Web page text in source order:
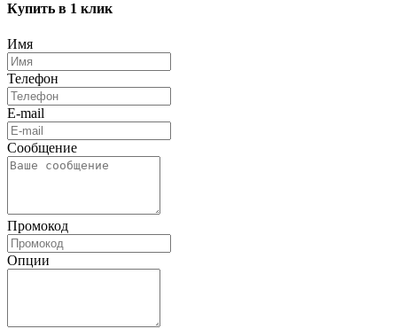
Купить в 1 клик
Имя
Телефон
E-mail
Сообщение
Промокод
Опции